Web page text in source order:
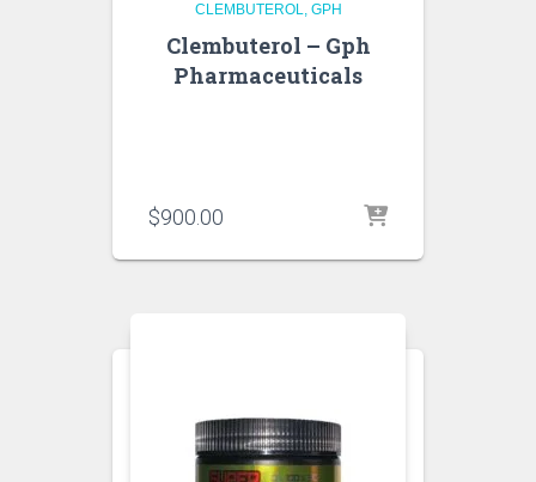
CLEMBUTEROL GPH
Clembuterol – Gph
Pharmaceuticals
$900.00